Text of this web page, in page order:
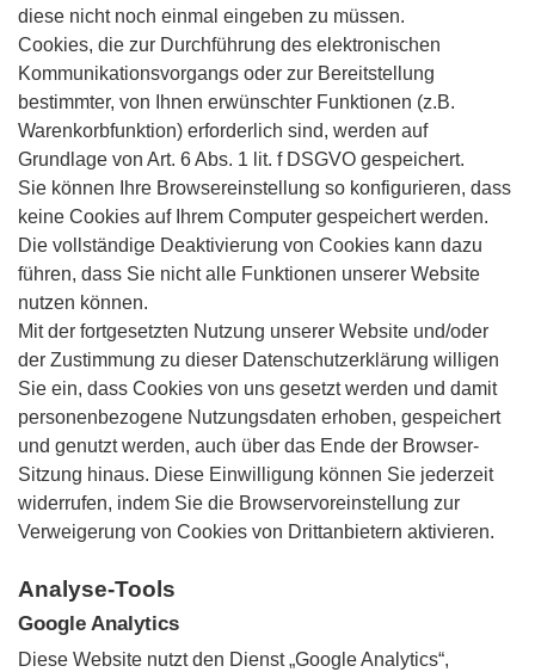
diese nicht noch einmal eingeben zu müssen.
Cookies, die zur Durchführung des elektronischen
Kommunikationsvorgangs oder zur Bereitstellung
bestimmter, von Ihnen erwünschter Funktionen (z.B.
Warenkorbfunktion) erforderlich sind, werden auf
Grundlage von Art. 6 Abs. 1 lit. f DSGVO gespeichert.
Sie können Ihre Browsereinstellung so konfigurieren, dass
keine Cookies auf Ihrem Computer gespeichert werden.
Die vollständige Deaktivierung von Cookies kann dazu
führen, dass Sie nicht alle Funktionen unserer Website
nutzen können.
Mit der fortgesetzten Nutzung unserer Website und/oder
der Zustimmung zu dieser Datenschutzerklärung willigen
Sie ein, dass Cookies von uns gesetzt werden und damit
personenbezogene Nutzungsdaten erhoben, gespeichert
und genutzt werden, auch über das Ende der Browser-
Sitzung hinaus. Diese Einwilligung können Sie jederzeit
widerrufen, indem Sie die Browservoreinstellung zur
Verweigerung von Cookies von Drittanbietern aktivieren.
Analyse-Tools
Google Analytics
Diese Website nutzt den Dienst „Google Analytics“,